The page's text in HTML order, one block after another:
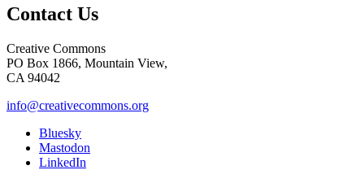
Contact Us
Creative Commons
PO Box 1866, Mountain View,
CA 94042
info@creativecommons.org
Bluesky
Mastodon
LinkedIn